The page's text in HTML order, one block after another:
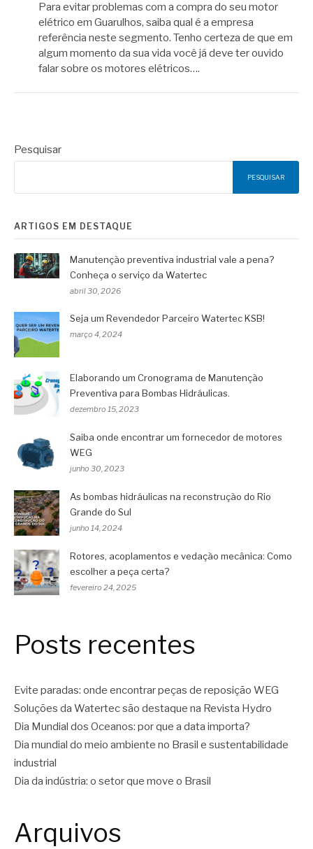
Para evitar problemas com a compra do seu motor
elétrico em Guarulhos, saiba qual é a empresa
referência neste segmento. Tenho certeza de que em
algum momento da sua vida você já deve ter ouvido
falar sobre os motores elétricos….
Pesquisar
PESQUISAR
ARTIGOS EM DESTAQUE
Manutenção preventiva industrial vale a pena?
Conheça o serviço da Watertec
abril 30, 2026
Seja um Revendedor Parceiro Watertec KSB!
março 4, 2024
Elaborando um Cronograma de Manutenção
Preventiva para Bombas Hidráulicas.
dezembro 15, 2023
Saiba onde encontrar um fornecedor de motores
WEG
junho 30, 2023
As bombas hidráulicas na reconstrução do Rio
Grande do Sul
junho 14, 2024
Rotores, acoplamentos e vedação mecânica: Como
escolher a peça certa?
fevereiro 24, 2025
Posts recentes
Evite paradas: onde encontrar peças de reposição WEG
Soluções da Watertec são destaque na Revista Hydro
Dia Mundial dos Oceanos: por que a data importa?
Dia mundial do meio ambiente no Brasil e sustentabilidade
industrial
Dia da indústria: o setor que move o Brasil
Arquivos